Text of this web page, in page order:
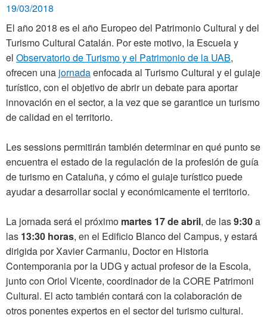
19/03/2018
El año 2018 es el año Europeo del Patrimonio Cultural y del
Turismo Cultural Catalán. Por este motivo, la Escuela y
el Observatorio de Turismo y el Patrimonio de la UAB,
ofrecen una jornadaenfocada al Turismo Cultural y el guiaje
turístico, con el objetivo de abrir un debate para aportar
innovación en el sector, a la vez que se garantice un turismo
de calidad en el territorio.
Les sessions permitirán también determinar en qué punto se
encuentra el estado de la regulación de la profesión de guía
de turismo en Cataluña, y cómo el guiaje turístico puede
ayudar a desarrollar social y económicamente el territorio.
La jornada será el próximo martes 17 de abril, de las9:30a
las 13:30 horas, en el Edificio Blanco del Campus, y estará
dirigida por Xavier Carmaniu, Doctor en Historia
Contemporania por la UDG y actual profesor de la Escola,
junto con Oriol Vicente, coordinador de la CORE Patrimoni
Cultural. El acto también contará con la colaboración de
otros ponentes expertos en el sector del turismo cultural.